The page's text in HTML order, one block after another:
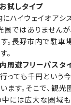
試しタイプ
ハイウェイオアシ
圏ではありません
。長野市内で駐車
。
周遊フリーパスタ
っても千円という
ます。そこで、観
には広大な圏域も